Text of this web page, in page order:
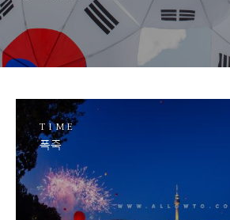
@ allowto
TIME
폭죽